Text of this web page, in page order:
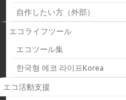
自作したい方（外部）
エコライフツール
エコツール集
한국형 에코 라이프Korea
エコ活動支援